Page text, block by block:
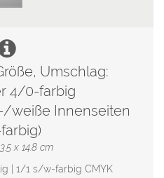
Umschlag:
4/0-farbig
weiße Innenseiten
x 14.8 cm
| 1/1 s/w-farbig CMYK